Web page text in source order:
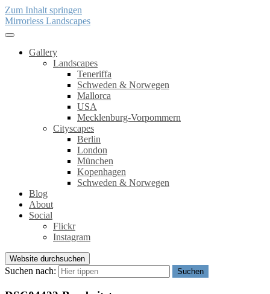
Zum Inhalt springen
Mirrorless Landscapes
Gallery
Landscapes
Teneriffa
Schweden & Norwegen
Mallorca
USA
Mecklenburg-Vorpommern
Cityscapes
Berlin
London
München
Kopenhagen
Schweden & Norwegen
Blog
About
Social
Flickr
Instagram
Website durchsuchen
Suchen nach: Suchen